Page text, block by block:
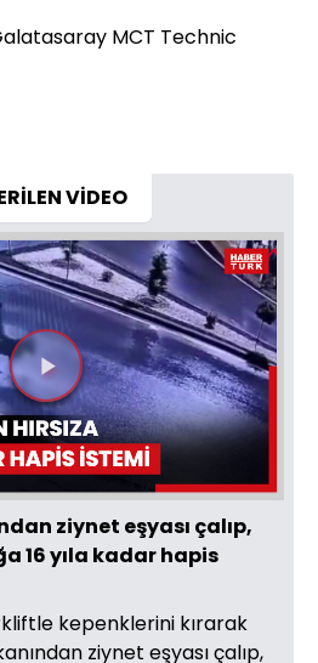
MCT Technic
VİDEO
Videoyu
Oynat
ziynet eşyası çalıp,
16 yıla kadar hapis
kepenklerini kırarak
ziynet eşyası çalıp,